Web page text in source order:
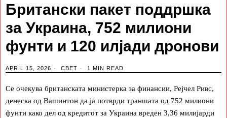
Британски пакет поддршка
за Украина, 752 милиони
фунти и 120 илјади дронови
APRIL 15, 2026 СВЕТ 1 MIN READ
Се очекува британската министерка за финансии, Рејчел Ривс,
денеска од Вашинтон да ја потврди траншата од 752 милиони
фунти како дел од кредитот за Украина вреден 3,36 милијарди